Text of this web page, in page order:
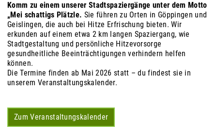
Komm zu einem unserer Stadtspaziergänge unter dem Motto
„Mei schattigs Plätzle. Sie führen zu Orten in Göppingen und
Geislingen, die auch bei Hitze Erfrischung bieten. Wir
erkunden auf einem etwa 2 km langen Spaziergang, wie
Stadtgestaltung und persönliche Hitzevorsorge
gesundheitliche Beeinträchtigungen verhindern helfen
können.
Die Termine finden ab Mai 2026 statt – du findest sie in
unserem Veranstaltungskalender.
Zum Veranstaltungskalender